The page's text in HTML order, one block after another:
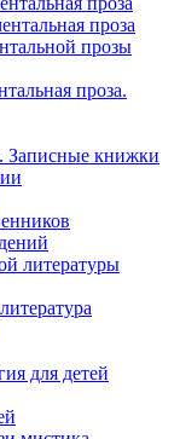
проза
прозы
проза.
Записные книжки
литературы
для детей